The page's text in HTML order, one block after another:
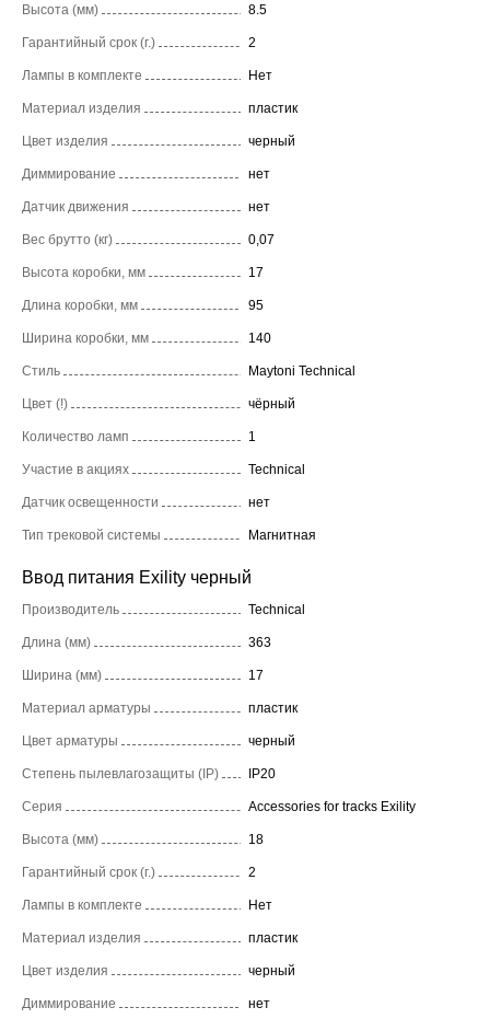
Высота (мм) 8.5
Гарантийный срок (г.) 2
Лампы в комплекте Нет
Материал изделия пластик
Цвет изделия черный
Диммирование нет
Датчик движения нет
Вес брутто (кг) 0,07
Высота коробки, мм 17
Длина коробки, мм 95
Ширина коробки, мм 140
Стиль Maytoni Technical
Цвет (!) чёрный
Количество ламп 1
Участие в акциях Technical
Датчик освещенности нет
Тип трековой системы Магнитная
Ввод питания Exility черный
Производитель Technical
Длина (мм) 363
Ширина (мм) 17
Материал арматуры пластик
Цвет арматуры черный
Степень пылевлагозащиты (IP) IP20
Серия Accessories for tracks Exility
Высота (мм) 18
Гарантийный срок (г.) 2
Лампы в комплекте Нет
Материал изделия пластик
Цвет изделия черный
Диммирование нет